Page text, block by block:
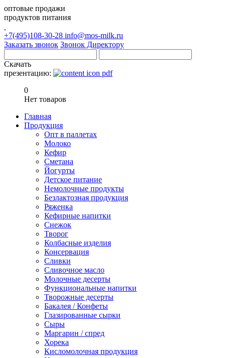
оптовые продажи
продуктов питания
+7(495)108-30-28 info@mos-milk.ru
Заказать звонок Звонок Директору
Скачать
презентацию:
0
Нет товаров
Главная
Продукция
Опт в паллетах
Молоко
Кефир
Сметана
Йогурты
Детское питание
Немолочные продукты
Безлактозная продукция
Ряженка
Кефирные напитки
Снежок
Творог
Колбасные изделия
Консервация
Сливки
Сливочное масло
Молочные десерты
Функциональные напитки
Творожные десерты
Бакалея / Конфеты
Глазированные сырки
Сыры
Маргарин / спред
Хорека
Кисломолочная продукция